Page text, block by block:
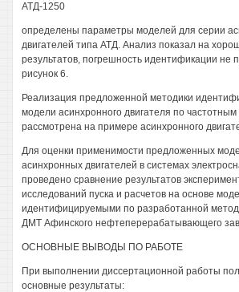
АТД-1250
определены параметры моделей для серии
двигателей типа АТД. Анализ показал на
результатов, погрешность идентификации не
рисунок 6.
Реализация предложенной методики
модели асинхронного двигателя по частотным
рассмотрена на примере асинхронного
Для оценки применимости предложенных
асинхронных двигателей в системах
проведено сравнение результатов
исследований пуска и расчетов на основе
идентифицируемыми по разработанной
ДМТ Афинского нефтеперерабатывающего
ОСНОВНЫЕ ВЫВОДЫ ПО РАБОТЕ
При выполнении диссертационной работы
основные результаты: